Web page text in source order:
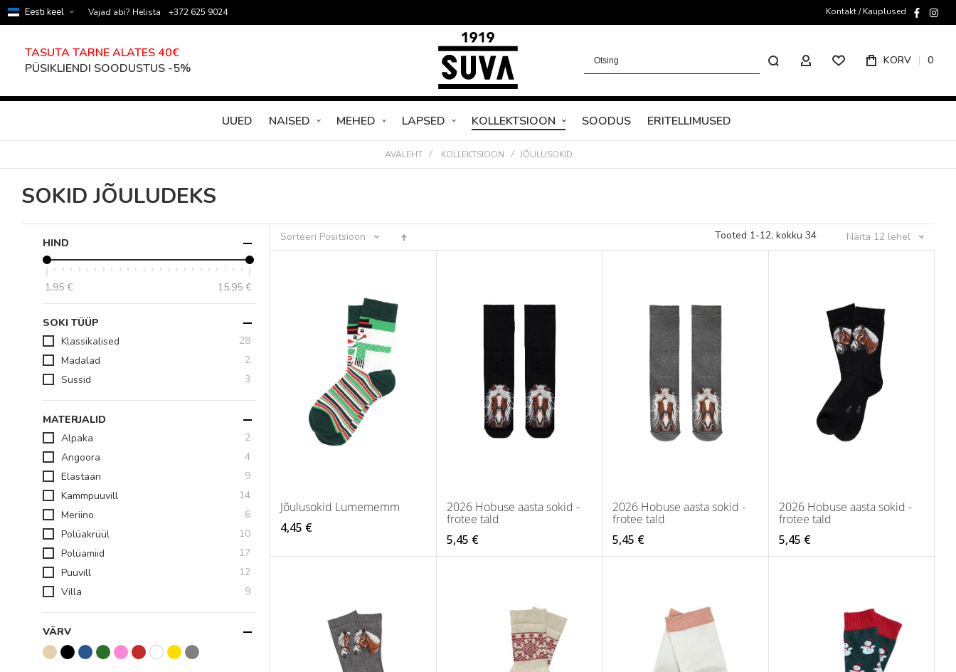
Eesti keel Vajad abi? Helista +372 625 9024 Kontakt / Kauplused
TASUTA TARNE ALATES 40€
PÜSIKLIENDI SOODUSTUS -5%
Otsing
MINU KONTO KORV 0
UUED NAISED MEHED LAPSED KOLLEKTSIOON SOODUS ERITELLIMUSED
AVALEHT KOLLEKTSIOON JÕULUSOKID
SOKID JÕULUDEKS
Sorteeri Positsioon Tooted 1-12, kokku 34 Näita 12 lehel
Jõulusokid Lumememm
4,45 €
2026 Hobuse aasta sokid -
frotee tald
5,45 €
2026 Hobuse aasta sokid -
frotee tald
5,45 €
2026 Hobuse aasta sokid -
frotee tald
5,45 €
HIND
1.95 € 15.95 €
SOKI TÜÜP
Klassikalised
28toodet
Madalad
2toodet
Sussid
3
MATERJALID
Alpaka
2toodet
Angoora
4toodet
Elastaan
9toodet
Kammpuuvill
14toodet
Meriino
6toodet
Polüakrüül
10toodet
Polüamiid
17toodet
Puuvill
12toodet
Villa
9toodet
VÄRV